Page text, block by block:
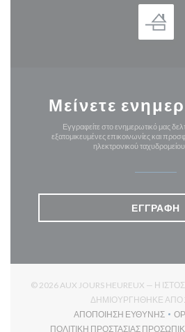
Μείνετε
Εγγραφείτε στο ενημερωτικό μας
εξατομικευμένες επικοινωνίες και
ηλεκτρονικού
ΕΓΓΡΑΦΉ
© 2026 AUX JOURS HEUREUX — Η
ΔΗΜΙΟΥΡΓΉΘΗΚΕ ΑΠΌ
ΑΠΟΠΟΊΗΣΗ ΕΥΘΎΝΗΣ
((ΑΝΟΊΓΕΙ ΣΕ
ΠΟΛΙΤΙΚΉ ΠΡΟΣΤΑΣΊΑΣ